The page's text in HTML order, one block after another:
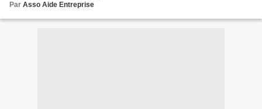
Par Asso Aide Entreprise